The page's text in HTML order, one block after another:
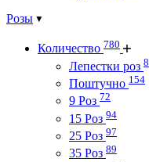
Розы
Количество 780
Лепестки роз 8
Поштучно 154
9 Роз 72
15 Роз 94
25 Роз 97
35 Роз 89